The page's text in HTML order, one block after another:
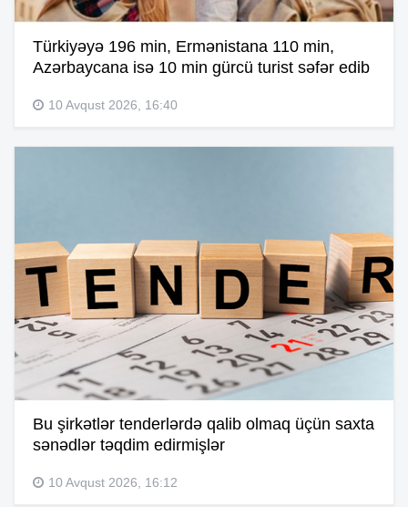
Türkiyəyə 196 min, Ermənistana 110 min,
Azərbaycana isə 10 min gürcü turist səfər edib
10 Avqust 2026, 16:40
Bu şirkətlər tenderlərdə qalib olmaq üçün saxta
sənədlər təqdim edirmişlər
10 Avqust 2026, 16:12